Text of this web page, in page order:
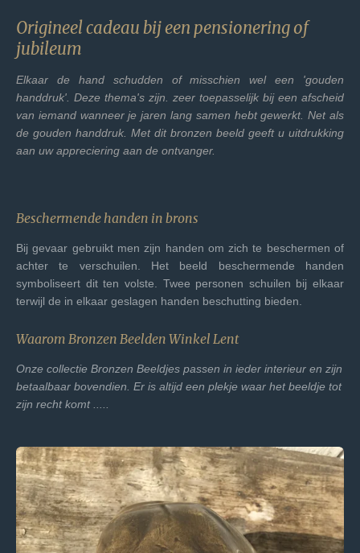
Origineel cadeau bij een pensionering of
jubileum
Elkaar de hand schudden of misschien wel een 'gouden
handdruk'. Deze thema's zijn. zeer toepasselijk bij een afscheid
van iemand wanneer je jaren lang samen hebt gewerkt. Net als
de gouden handdruk. Met dit bronzen beeld geeft u uitdrukking
aan uw appreciering aan de ontvanger.
Beschermende handen in brons
Bij gevaar gebruikt men zijn handen om zich te beschermen of
achter te verschuilen. Het beeld beschermende handen
symboliseert dit ten volste. Twee personen schuilen bij elkaar
terwijl de in elkaar geslagen handen beschutting bieden.
Waarom Bronzen Beelden Winkel Lent
Onze collectie Bronzen Beeldjes passen in ieder interieur en zijn
betaalbaar bovendien. Er is altijd een plekje waar het beeldje tot
zijn recht komt .....